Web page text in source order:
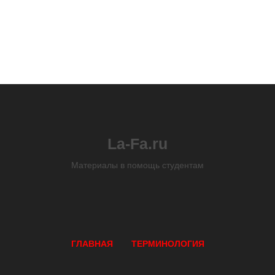
La-Fa.ru
Материалы в помощь студентам
ГЛАВНАЯ ТЕРМИНОЛОГИЯ